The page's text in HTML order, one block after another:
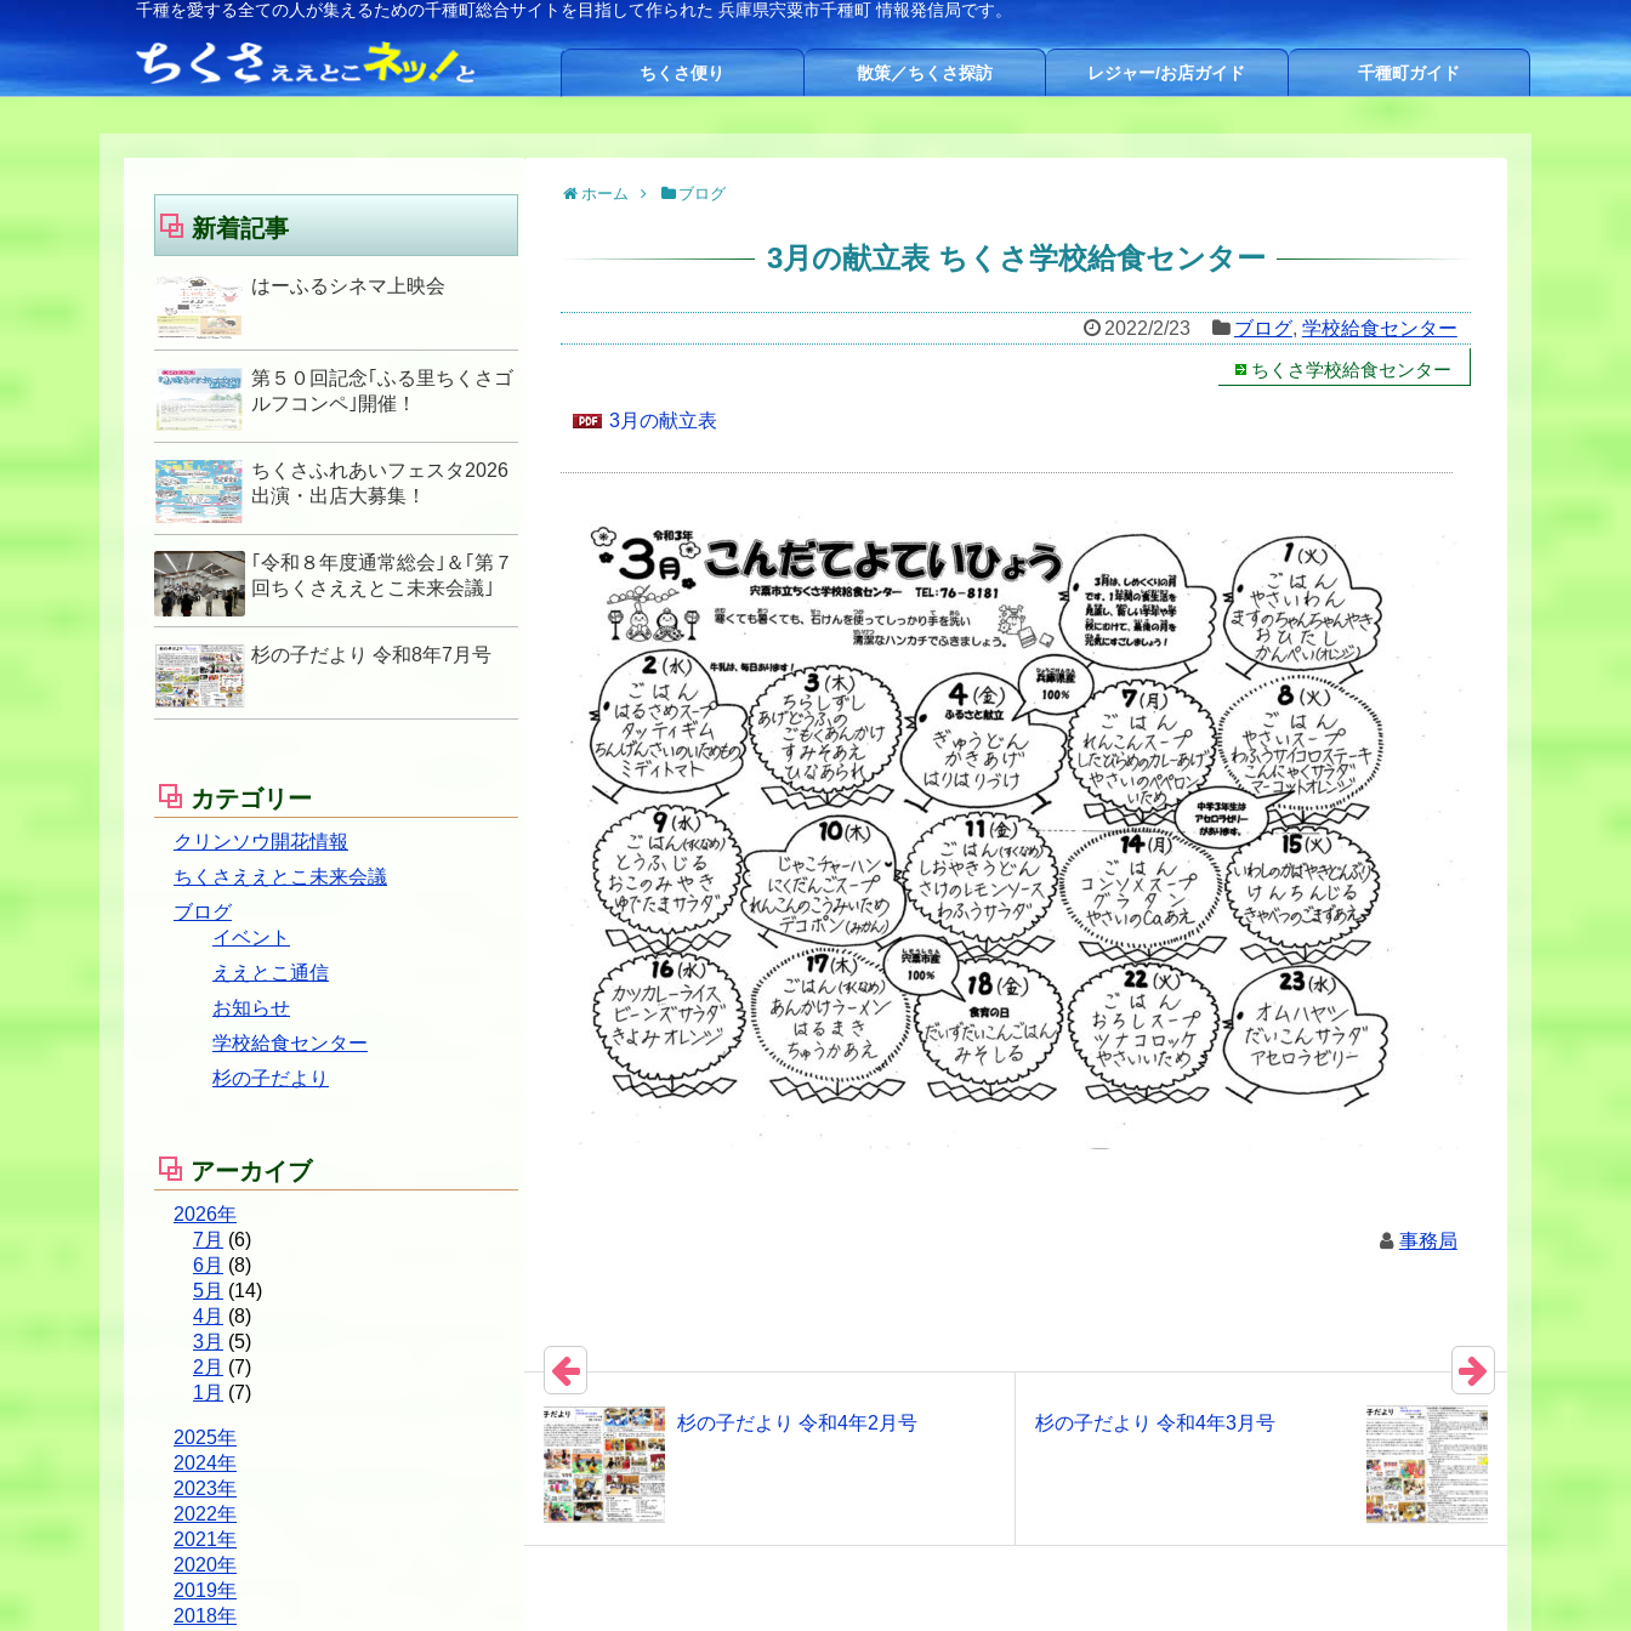
千種を愛する全ての人が集えるための千種町総合サイトを目指して作られた 兵庫県宍粟市千種町 情報発信局です。
ちくさ便り 散策／ちくさ探訪 レジャー/お店ガイド 千種町ガイド
ホーム ブログ
3月の献立表 ちくさ学校給食センター
2022/2/23 ブログ, 学校給食センター
ちくさ学校給食センター
3月の献立表
事務局
杉の子だより 令和4年2月号 杉の子だより 令和4年3月号
新着記事
はーふるシネマ上映会
第５０回記念｢ふる里ちくさゴ
ルフコンペ｣開催！
ちくさふれあいフェスタ2026
出演・出店大募集！
｢令和８年度通常総会｣＆｢第７
回ちくさええとこ未来会議｣
杉の子だより 令和8年7月号
カテゴリー
クリンソウ開花情報
ちくさええとこ未来会議
ブログ
イベント
ええとこ通信
お知らせ
学校給食センター
杉の子だより
アーカイブ
2026年
7月 (6)
6月 (8)
5月 (14)
4月 (8)
3月 (5)
2月 (7)
1月 (7)
2025年
2024年
2023年
2022年
2021年
2020年
2019年
2018年